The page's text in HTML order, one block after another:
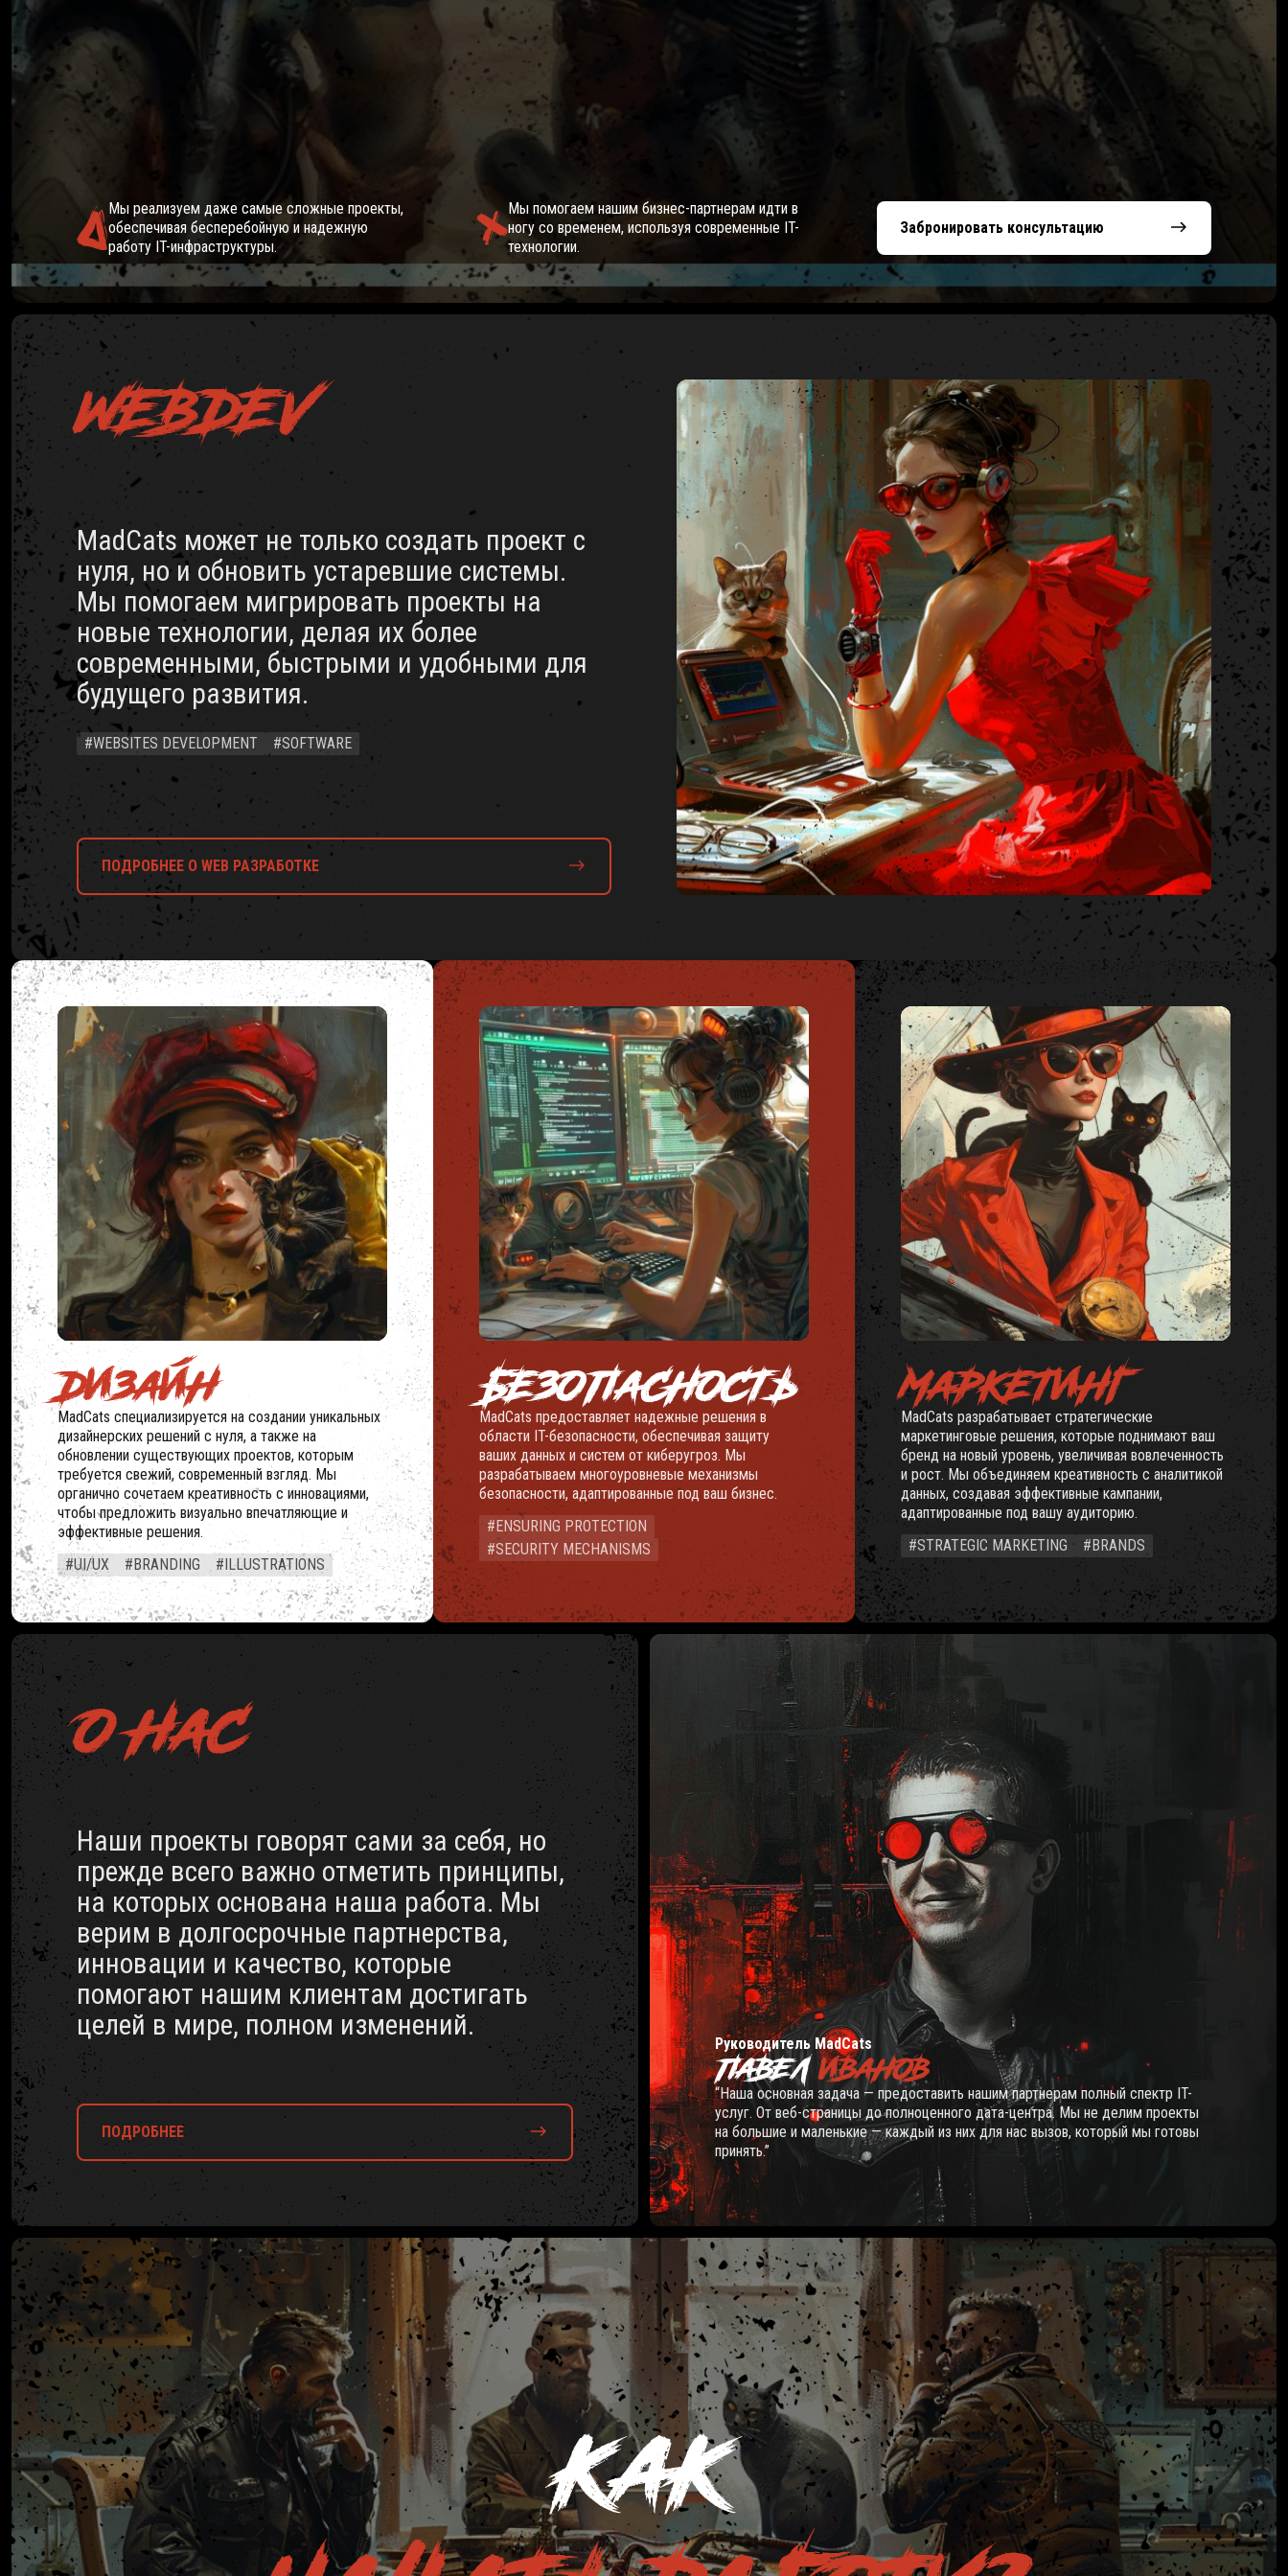
IT РЕШЕНИЯ
Мы реализуем даже самые сложные проекты,
обеспечивая бесперебойную и надежную
работу IT-инфраструктуры.
Мы помогаем нашим бизнес-партнерам идти в
ногу со временем, используя современные IT-
технологии.
Забронировать консультацию
WEBDEV
MadCats может не только создать проект с
нуля, но и обновить устаревшие системы.
Мы помогаем мигрировать проекты на
новые технологии, делая их более
современными, быстрыми и удобными для
будущего развития.
#WEBSITES DEVELOPMENT #SOFTWARE
ПОДРОБНЕЕ О WEB РАЗРАБОТКЕ
ДИЗАЙН
MadCats специализируется на создании уникальных
дизайнерских решений с нуля, а также на
обновлении существующих проектов, которым
требуется свежий, современный взгляд. Мы
органично сочетаем креативность с инновациями,
чтобы предложить визуально впечатляющие и
эффективные решения.
#UI/UX
#BRANDING #ILLUSTRATIONS
БЕЗОПАСНОСТЬ
MadCats предоставляет надежные решения в
области IT-безопасности, обеспечивая защиту
ваших данных и систем от киберугроз. Мы
разрабатываем многоуровневые механизмы
безопасности, адаптированные под ваш бизнес.
#ENSURING PROTECTION
#SECURITY MECHANISMS
МАРКЕТИНГ
MadCats разрабатывает стратегические
маркетинговые решения, которые поднимают ваш
бренд на новый уровень, увеличивая вовлеченность
и рост. Мы объединяем креативность с аналитикой
данных, создавая эффективные кампании,
адаптированные под вашу аудиторию.
#STRATEGIC MARKETING
#BRANDS
О НАС
Наши проекты говорят сами за себя, но
прежде всего важно отметить принципы,
на которых основана наша работа. Мы
верим в долгосрочные партнерства,
инновации и качество, которые
помогают нашим клиентам достигать
целей в мире, полном изменений.
ПОДРОБНЕЕ
Руководитель MadCats
ПАВЕЛИВАНОВ
“Наша основная задача — предоставить нашим партнерам полный спектр IT-
услуг. От веб-страницы до полноценного дата-центра. Мы не делим проекты
на большие и маленькие — каждый из них для нас вызов, который мы готовы
принять.”
КАК